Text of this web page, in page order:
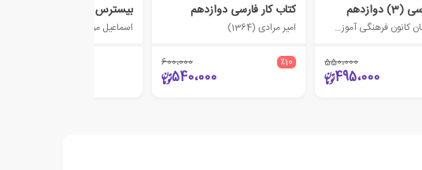
هیات مولفان کانون فرهنگی آموزش (قلم چی)
550،000
495،000
کتاب کار فارسی دوازدهم
امیر مرادی (1364)
٪10 600،000
540،000
بیسترس فارسی دوازدهم
اسماعیل موید ناصری